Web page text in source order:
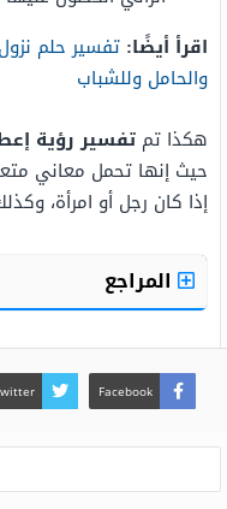
اقرأ أيضًا: تفسير حلم
والحامل وللشباب
هكذا تم تفسير رؤية
حيث إنها تحمل معاني
إذا كان رجل أو امرأة،
المراجع
Facebook